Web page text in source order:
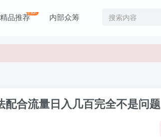
精品推荐Hot 内部众筹
合流量日入几百完全不是问题